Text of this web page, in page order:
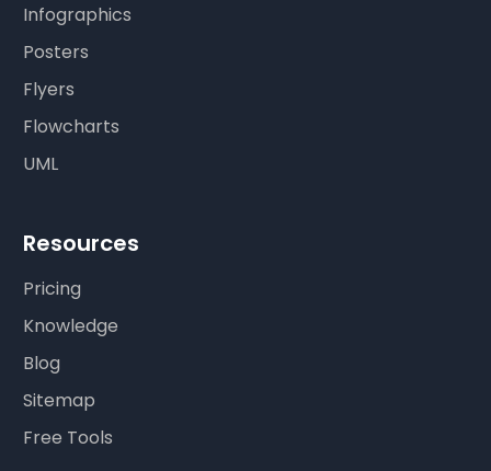
Infographics
Posters
Flyers
Flowcharts
UML
Resources
Pricing
Knowledge
Blog
Sitemap
Free Tools